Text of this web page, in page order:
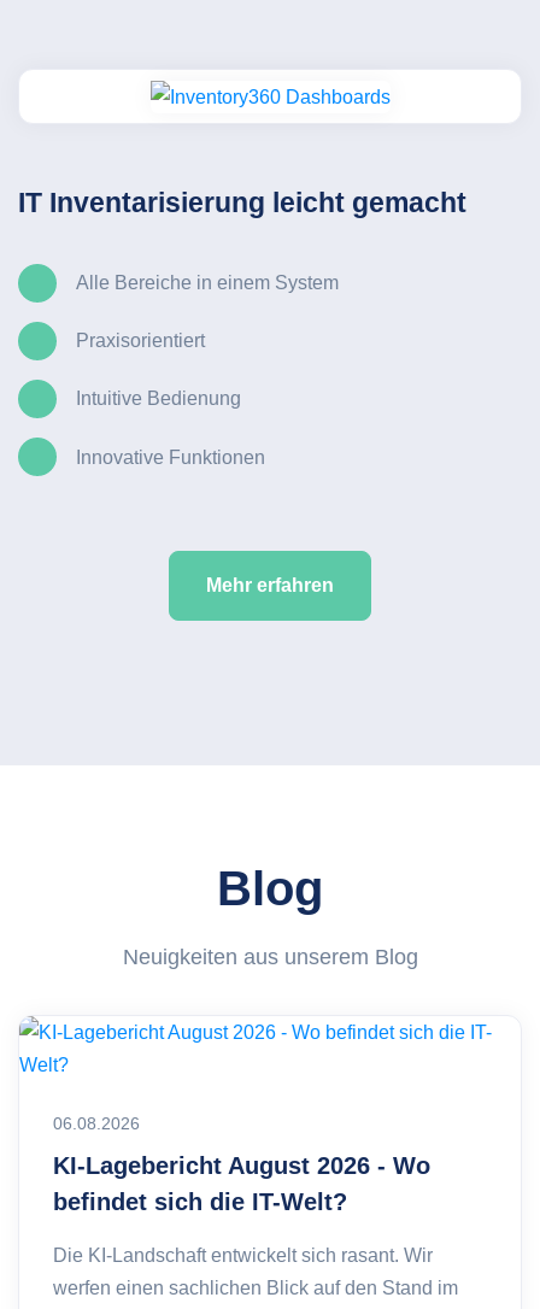
IT Inventarisierung leicht gemacht
Alle Bereiche in einem System
Praxisorientiert
Intuitive Bedienung
Innovative Funktionen
Mehr erfahren
Blog
Neuigkeiten aus unserem Blog
06.08.2026
KI-Lagebericht August 2026 - Wo
befindet sich die IT-Welt?
Die KI-Landschaft entwickelt sich rasant. Wir
werfen einen sachlichen Blick auf den Stand im